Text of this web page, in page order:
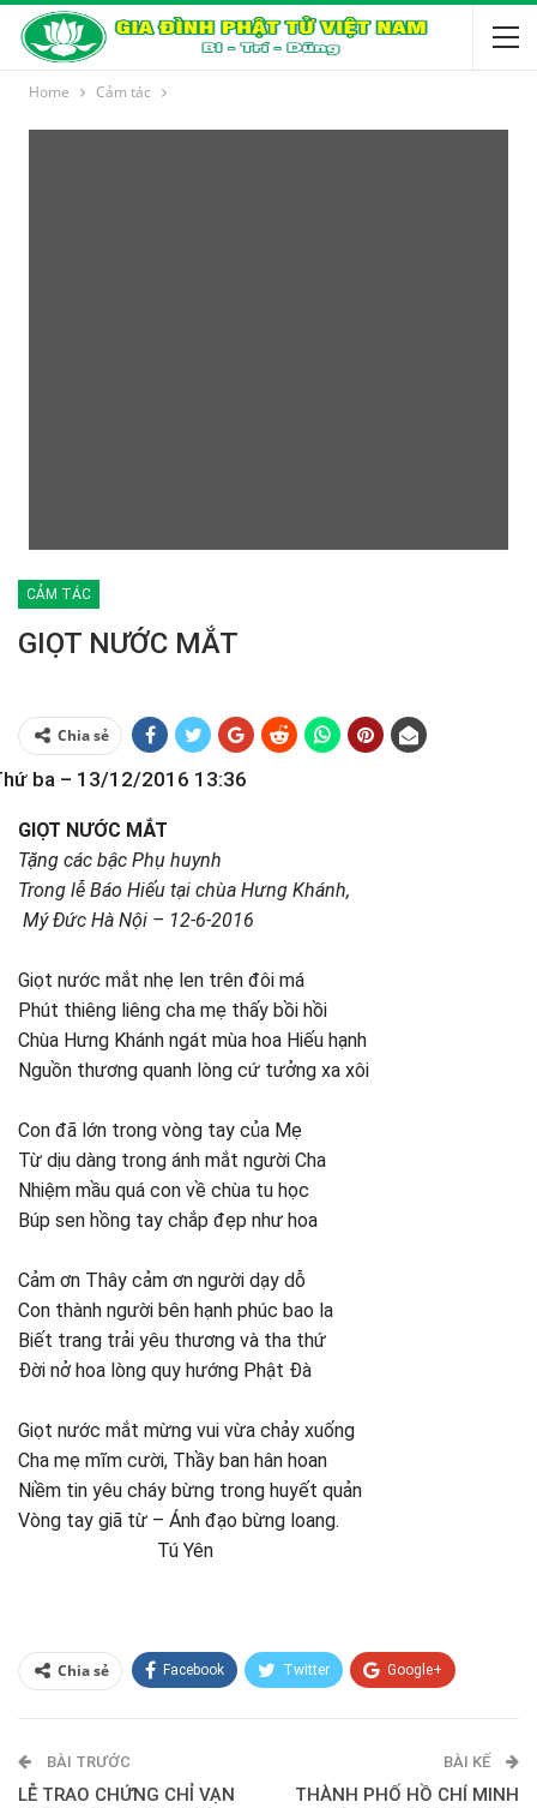
Home Cảm tác
CẢM TÁC
GIỌT NƯỚC MẮT
Chia sẻ
ba – 13/12/2016 13:36
GIỌT NƯỚC MẮT
Tặng các bậc Phụ huynh
Trong lễ Báo Hiếu tại chùa Hưng Khánh,
Mý Đức Hà Nội – 12-6-2016
Giọt nước mắt nhẹ len trên đôi má
Phút thiêng liêng cha mẹ thấy bồi hồi
Chùa Hưng Khánh ngát mùa hoa Hiếu hạnh
Nguồn thương quanh lòng cứ tưởng xa xôi
Con đã lớn trong vòng tay của Mẹ
Từ dịu dàng trong ánh mắt người Cha
Nhiệm mầu quá con về chùa tu học
Búp sen hồng tay chắp đẹp như hoa
Cảm ơn Thây cảm ơn người dạy dỗ
Con thành người bên hạnh phúc bao la
Biết trang trải yêu thương và tha thứ
Đời nở hoa lòng quy hướng Phật Đà
Giọt nước mắt mừng vui vừa chảy xuống
Cha mẹ mĩm cười, Thầy ban hân hoan
Niềm tin yêu cháy bừng trong huyết quản
Vòng tay giã từ – Ánh đạo bừng loang.
Tú Yên
Chia sẻ Facebook Twitter Google+
E-mail
BÀI TRƯỚC
LỄ TRAO CHỨNG CHỈ VẠN
BÀI KẾ
THÀNH PHỐ HỒ CHÍ MINH